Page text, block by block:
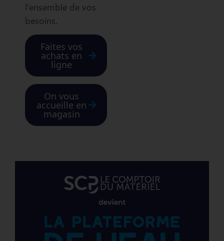
l’ensemble de vos
besoins.
Faites vos
achats en
ligne
On vous
accueille en
magasin